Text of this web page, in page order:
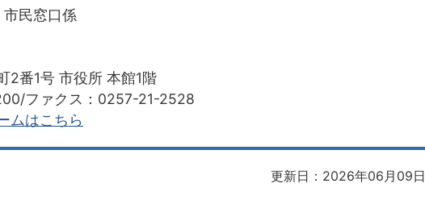
民窓口係
2番1号 市役所 本館1階
ファクス：0257-21-2528
ムはこちら
更新日：2026年06月09日